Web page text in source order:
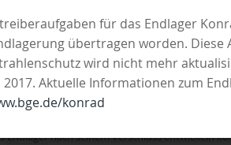
und Umwelt hat höchste Priorität. Aus diesem
für dasEndlagerKonrad umfangreiche
bestimmen Anforderungen an die
endzulagerndenAbfallgebinde
. Sie sind
Auswirkungen zu minimieren. Außerdem
Endlagernach seinem Verschluss entwickeln
für das Endlager
übertragen worden. Diese
wird nicht mehr
Aktuelle Informationen zum
konrad